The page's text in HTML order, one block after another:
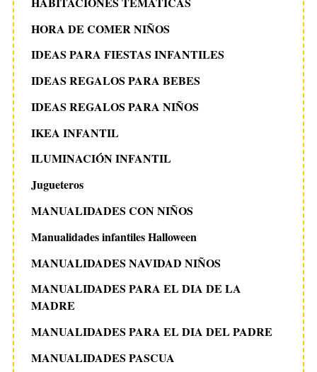
HORA DE COMER NIÑOS
IDEAS PARA FIESTAS INFANTILES
IDEAS REGALOS PARA BEBES
IDEAS REGALOS PARA NIÑOS
IKEA INFANTIL
ILUMINACIÓN INFANTIL
Jugueteros
MANUALIDADES CON NIÑOS
Manualidades infantiles Halloween
MANUALIDADES NAVIDAD NIÑOS
MANUALIDADES PARA EL DIA DE LA
MADRE
MANUALIDADES PARA EL DIA DEL PADRE
MANUALIDADES PASCUA